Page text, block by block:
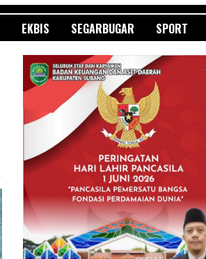
EKBIS SEGARBUGAR SPORT